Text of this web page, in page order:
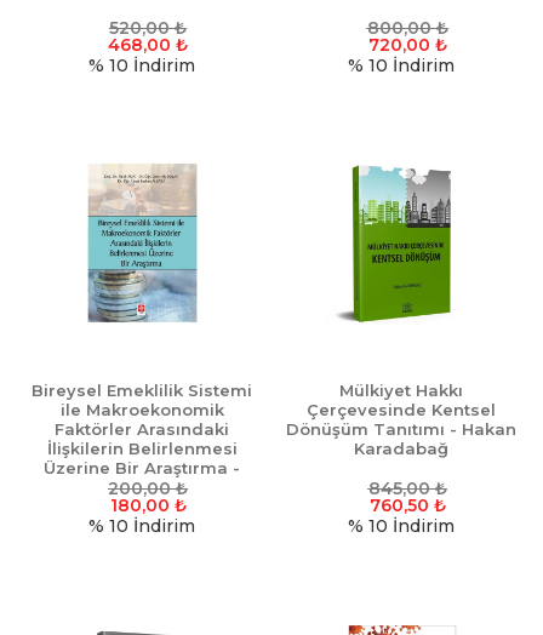
520,00₺
468,00 ₺
% 10 İndirim
800,00₺
720,00 ₺
% 10 İndirim
Bireysel Emeklilik Sistemi
ile Makroekonomik
Faktörler Arasındaki
İlişkilerin Belirlenmesi
Üzerine Bir Araştırma -
Faruk Akın
200,00₺
180,00 ₺
% 10 İndirim
Mülkiyet Hakkı
Çerçevesinde Kentsel
Dönüşüm Tanıtımı - Hakan
Karadabağ
845,00₺
760,50 ₺
% 10 İndirim